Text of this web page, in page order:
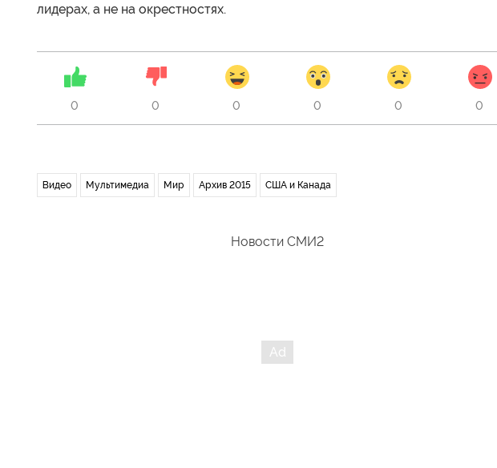
лидерах, а не на окрестностях.
0 0 0 0 0 0
Видео Мультимедиа Мир Архив 2015 США и Канада
Новости СМИ2